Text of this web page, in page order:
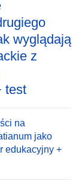
wyglądają
z
test
na
jako
edukacyjny +